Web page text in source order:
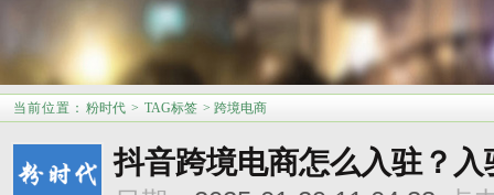
当前位置 ： 粉时代 > TAG标签 > 跨境电商
抖音跨境电商怎么入驻？